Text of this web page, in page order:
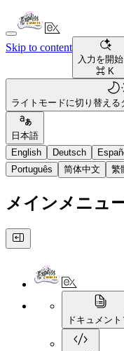
Skip to content
入力を開
⌘ K
ライトモードに切り替える
日本語
English
Deutsch
Português
简体中文 繁
メインメニュ
ドキュメント